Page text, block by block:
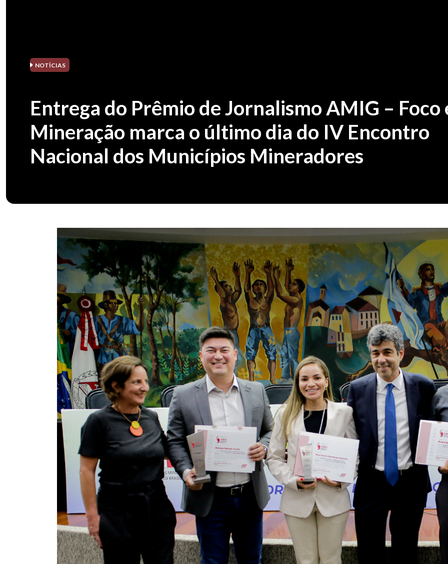
NOTÍCIAS
Entrega do Prêmio de Jornalismo AMIG – Foco
Mineração marca o último dia do IV Encontro
Nacional dos Municípios Mineradores